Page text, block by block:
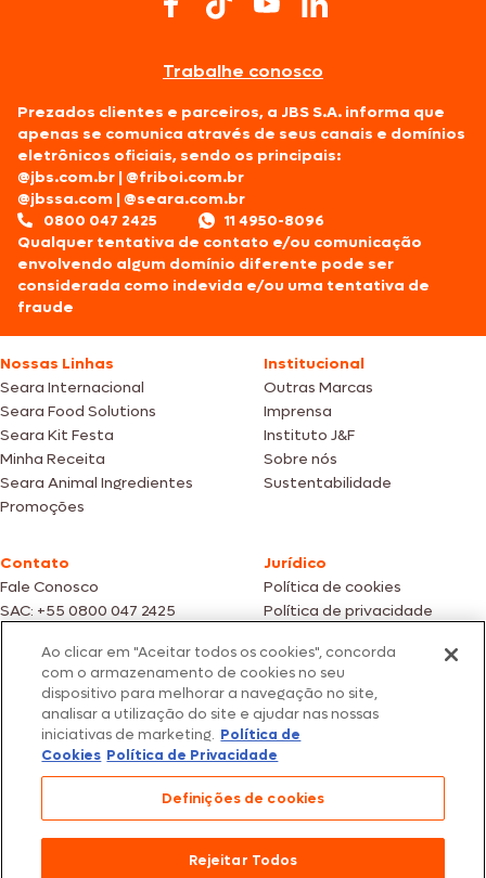
Trabalhe conosco
Prezados clientes e parceiros, a JBS S.A. informa que
apenas se comunica através de seus canais e domínios
eletrônicos oficiais, sendo os principais:
@jbs.com.br |@friboi.com.br
@jbssa.com |@seara.com.br
0800 047 2425
11 4950-8096
Qualquer tentativa de contato e/ou comunicação
envolvendo algum domínio diferente pode ser
considerada como indevida e/ou uma tentativa de
fraude
Nossas Linhas
Seara Internacional
Seara Food Solutions
Seara Kit Festa
Minha Receita
Seara Animal Ingredientes
Promoções
Institucional
Outras Marcas
Imprensa
Instituto J&F
Sobre nós
Sustentabilidade
Contato
Fale Conosco
SAC: +55 0800 047 2425
Jurídico
Política de cookies
Política de privacidade
Fotos meramente ilustrativas | Ofertas válidas enquanto durarem os
estoques dos nossos parceiros | Vendas sujeitas a análise e confirmação
de dados.
Os preços, promoções e condições de pagamento são válidos
exclusivamente para compras efetuadas em nossos parceiros.
Todos os produtos estão sujeitos a disponibilidade de estoque.
São Paulo/SP – CEP 05.118-100
© 2026 Seara. Todos os direitos reservados
Ao clicar em "Aceitar todos os cookies", concorda
com o armazenamento de cookies no seu
dispositivo para melhorar a navegação no site,
analisar a utilização do site e ajudar nas nossas
iniciativas de marketing. Política de
Cookies Política de Privacidade
Definições de cookies
Rejeitar Todos